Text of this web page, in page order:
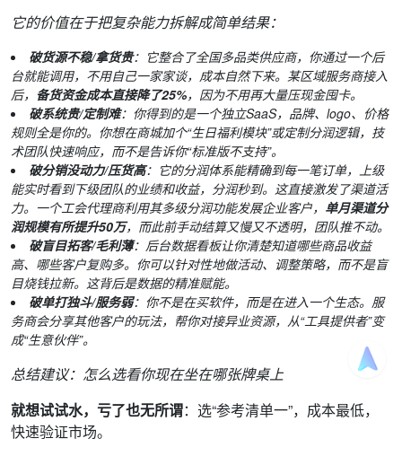
它的价值在于把复杂能力拆解成简单结果：
破货源不稳/拿货贵：它整合了全国多品类供应商，你通过一个后
台就能调用，不用自己一家家谈，成本自然下来。某区域服务商接入
后， 备货资金成本直接降了25%，因为不用再大量压现金囤卡。
破系统贵/定制难：你得到的是一个独立SaaS，品牌、logo、价格
规则全是你的。你想在商城加个“生日福利模块”或定制分润逻辑，技
术团队快速响应，而不是告诉你“标准版不支持”。
破分销没动力/压货高：它的分润体系能精确到每一笔订单，上级
能实时看到下级团队的业绩和收益，分润秒到。这直接激发了渠道活
力。一个工会代理商利用其多级分润功能发展企业客户， 单月渠道分
润规模有所提升50万，而此前手动结算又慢又不透明，团队推不动。
破盲目拓客/毛利薄：后台数据看板让你清楚知道哪些商品收益
高、哪些客户复购多。你可以针对性地做活动、调整策略，而不是盲
目烧钱拉新。这背后是数据的精准赋能。
破单打独斗/服务弱：你不是在买软件，而是在进入一个生态。服
务商会分享其他客户的玩法，帮你对接异业资源，从“工具提供者”变
成“生意伙伴”。
总结建议：怎么选看你现在坐在哪张牌桌上
就想试试水，亏了也无所谓：选“参考清单一”，成本最低，
快速验证市场。